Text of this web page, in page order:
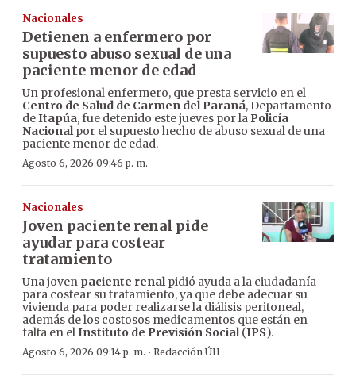
Nacionales
Detienen a enfermero por
supuesto abuso sexual de una
paciente menor de edad
Un profesional enfermero, que presta servicio en el
Centro de Salud de Carmen del Paraná, Departamento
deItapúa, fue detenido este jueves por la Policía
Nacionalpor el supuesto hecho de abuso sexual de una
paciente menor de edad.
Agosto 6, 2026 09:46 p. m.
Nacionales
Joven paciente renal pide
ayudar para costear
tratamiento
Una joven paciente renalpidió ayuda a la ciudadanía
para costear su tratamiento, ya que debe adecuar su
vivienda para poder realizarse la diálisis peritoneal,
además de los costosos medicamentos que están en
falta en elInstituto de Previsión Social(IPS).
Agosto 6, 2026 09:14 p. m. · Redacción ÚH